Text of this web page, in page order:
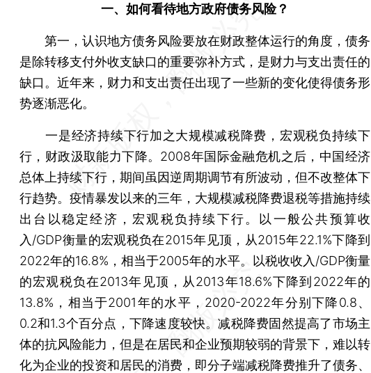
一、如何看待地方政府债务风险？
第一，认识地方债务风险要放在财政整体运行的角度，债务
是除转移支付外收支缺口的重要弥补方式，是财力与支出责任的
缺口。近年来，财力和支出责任出现了一些新的变化使得债务形
势逐渐恶化。
一是经济持续下行加之大规模减税降费，宏观税负持续下
行，财政汲取能力下降。2008年国际金融危机之后，中国经济
总体上持续下行，期间虽因逆周期调节有所波动，但不改整体下
行趋势。疫情暴发以来的三年，大规模减税降费退税等措施持续
出台以稳定经济，宏观税负持续下行。以一般公共预算收
入/GDP衡量的宏观税负在2015年见顶，从2015年22.1%下降到
2022年的16.8%，相当于2005年的水平。以税收收入/GDP衡量
的宏观税负在2013年见顶，从2013年18.6%下降到2022年的
13.8%，相当于2001年的水平，2020-2022年分别下降0.8、
0.2和1.3个百分点，下降速度较快。减税降费固然提高了市场主
体的抗风险能力，但是在居民和企业预期较弱的背景下，难以转
化为企业的投资和居民的消费，即分子端减税降费推升了债务、